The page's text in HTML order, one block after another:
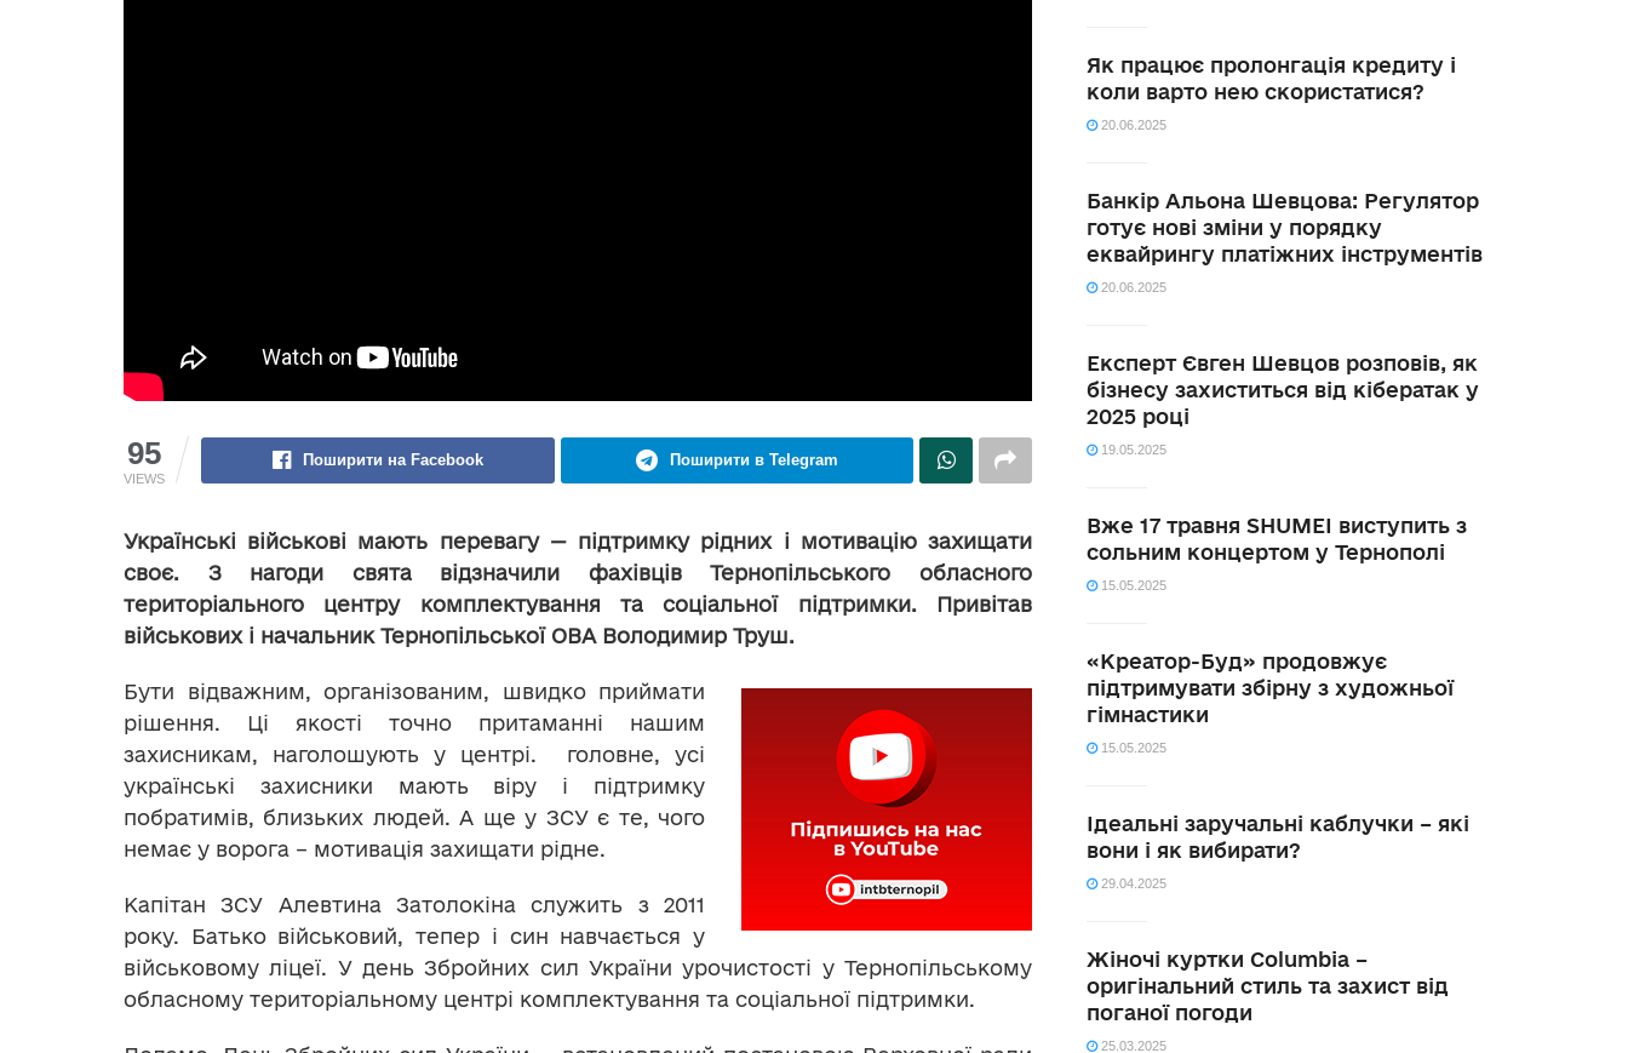
95
VIEWS
Поширити на Facebook Поширити в Telegram
Українські військові мають перевагу — підтримку рідних і мотивацію захищати
своє. З нагоди свята відзначили фахівців Тернопільського обласного
територіального центру комплектування та соціальної підтримки. Привітав
військових і начальник Тернопільської ОВА Володимир Труш.
Бути відважним, організованим, швидко приймати
рішення. Ці якості точно притаманні нашим
захисникам, наголошують у центрі. головне, усі
українські захисники мають віру і підтримку
побратимів, близьких людей. А ще у ЗСУ є те, чого
немає у ворога – мотивація захищати рідне.
Капітан ЗСУ Алевтина Затолокіна служить з 2011
року. Батько військовий, тепер і син навчається у
військовому ліцеї. У день Збройних сил України урочистості у Тернопільському
обласному територіальному центрі комплектування та соціальної підтримки.
Як працює пролонгація кредиту і
коли варто нею скористатися?
20.06.2025
Банкір Альона Шевцова: Регулятор
готує нові зміни у порядку
еквайрингу платіжних інструментів
20.06.2025
Експерт Євген Шевцов розповів, як
бізнесу захиститься від кібератак у
2025 році
19.05.2025
Вже 17 травня SHUMEI виступить з
сольним концертом у Тернополі
15.05.2025
«Креатор-Буд» продовжує
підтримувати збірну з художньої
гімнастики
15.05.2025
Ідеальні заручальні каблучки – які
вони і як вибирати?
29.04.2025
Жіночі куртки Columbia –
оригінальний стиль та захист від
поганої погоди
25.03.2025